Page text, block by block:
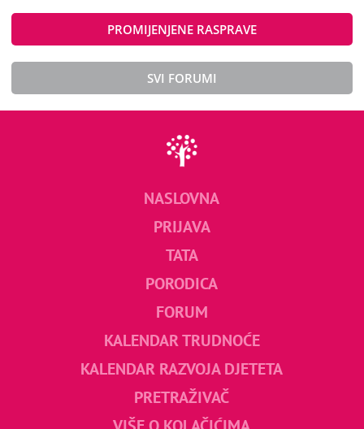
PROMIJENJENE RASPRAVE
SVI FORUMI
NASLOVNA
PRIJAVA
TATA
PORODICA
FORUM
KALENDAR TRUDNOĆE
KALENDAR RAZVOJA DJETETA
PRETRAŽIVAČ